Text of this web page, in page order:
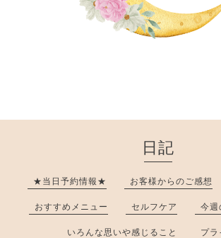
日記
★当日予約情報★ お客様からのご感想
おすすめメニュー セルフケア 今週
いろんな思いや感じること プラ